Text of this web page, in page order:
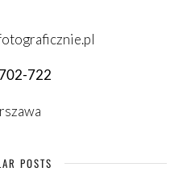
722
POSTS